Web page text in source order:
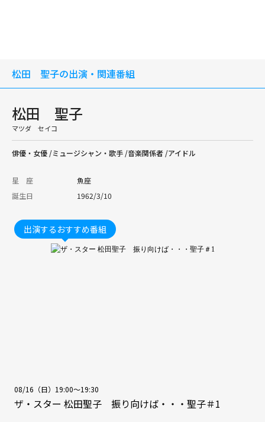
松田 聖子の出演・関連番組
松田 聖子
マツダ セイコ
俳優・女優 /ミュージシャン・歌手 /音楽関係者 /アイドル
星 座
魚座
誕生日
1962/3/10
出演するおすすめ番組
08/16（日）19:00～19:30
ザ・スター 松田聖子 振り向けば・・・聖子＃1